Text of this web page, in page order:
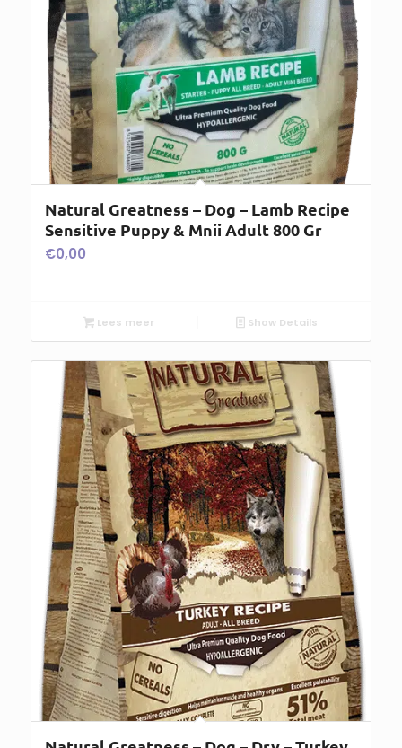
Natural Greatness – Dog – Lamb Recipe
Sensitive Puppy & Mnii Adult 800 Gr
€0,00
Lees meer Show Details